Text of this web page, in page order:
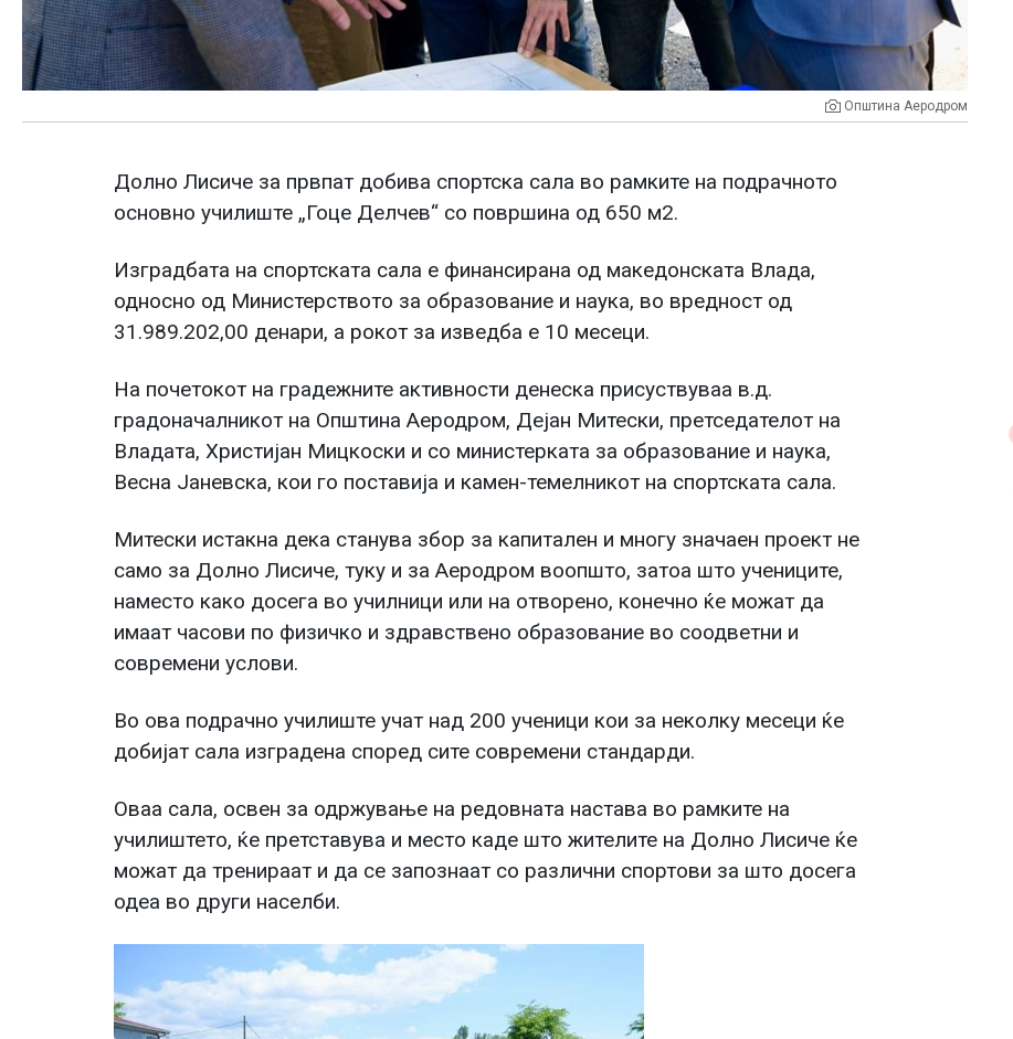
Општина Аеродром
Долно Лисиче за првпат добива спортска сала во рамките на подрачното
основно училиште „Гоце Делчев“ со површина од 650 м2.
Изградбата на спортската сала е финансирана од македонската Влада,
односно од Министерството за образование и наука, во вредност од
31.989.202,00 денари, а рокот за изведба е 10 месеци.
На почетокот на градежните активности денеска присуствуваа в.д.
градоначалникот на Општина Аеродром, Дејан Митески, претседателот на
Владата, Христијан Мицкоски и со министерката за образование и наука,
Весна Јаневска, кои го поставија и камен-темелникот на спортската сала.
Митески истакна дека станува збор за капитален и многу значаен проект не
само за Долно Лисиче, туку и за Аеродром воопшто, затоа што учениците,
наместо како досега во училници или на отворено, конечно ќе можат да
имаат часови по физичко и здравствено образование во соодветни и
современи услови.
Во ова подрачно училиште учат над 200 ученици кои за неколку месеци ќе
добијат сала изградена според сите современи стандарди.
Оваа сала, освен за одржување на редовната настава во рамките на
училиштето, ќе претставува и место каде што жителите на Долно Лисиче ќе
можат да тренираат и да се запознаат со различни спортови за што досега
одеа во други населби.